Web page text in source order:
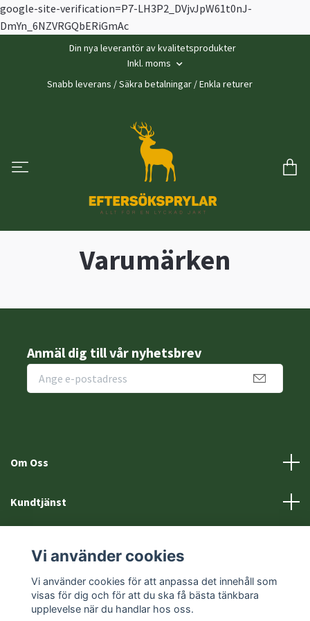
google-site-verification=P7-LH3P2_DVjvJpW61t0nJ-
DmYn_6NZVRGQbERiGmAc
Din nya leverantör av kvalitetsprodukter
Inkl. moms
Snabb leverans / Säkra betalningar / Enkla returer
Varumärken
Anmäl dig till vår nyhetsbrev
Om Oss
Kundtjänst
Sociala medier
Vi använder cookies
Vi använder cookies för att anpassa det innehåll som
visas för dig och för att du ska få bästa tänkbara
upplevelse när du handlar hos oss.